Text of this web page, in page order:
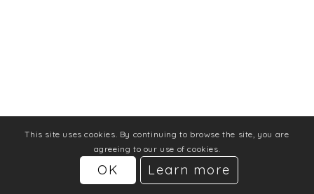
This site uses cookies. By continuing to browse the site, you are
agreeing to our use of cookies.
OK Learn more